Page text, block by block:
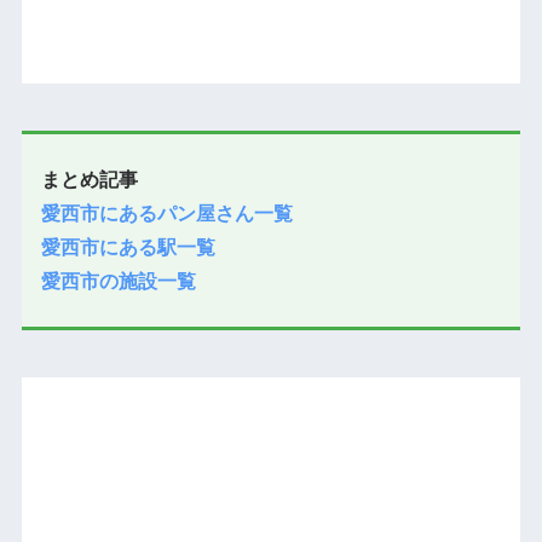
まとめ記事
愛西市にあるパン屋さん一覧
愛西市にある駅一覧
愛西市の施設一覧